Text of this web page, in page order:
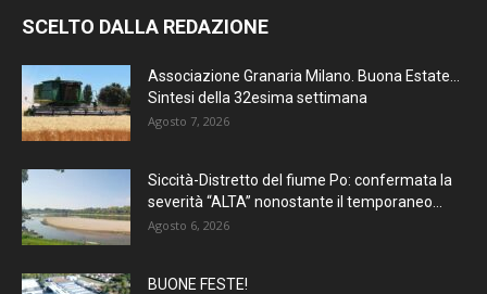
SCELTO DALLA REDAZIONE
Associazione Granaria Milano. Buona Estate…
Sintesi della 32esima settimana
Agosto 7, 2026
Siccità-Distretto del fiume Po: confermata la
severità “ALTA” nonostante il temporaneo...
Agosto 6, 2026
BUONE FESTE!